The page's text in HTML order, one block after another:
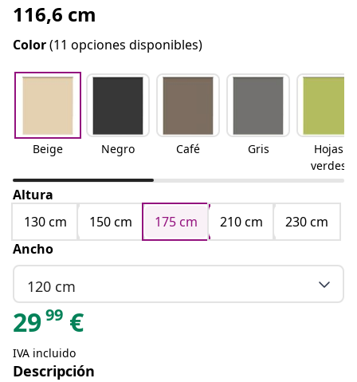
116,6 cm
Color(11 opciones disponibles)
Beige Negro Café Gris
Hojas
verdes
Altura
130 cm
150 cm 175 cm 210 cm
230 cm
Ancho
120 cm
2999 €
IVA incluido
Descripción